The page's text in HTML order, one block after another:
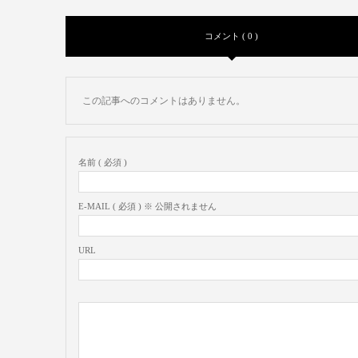
コメント ( 0 )
この記事へのコメントはありません。
名前 ( 必須 )
E-MAIL ( 必須 ) ※ 公開されません
URL